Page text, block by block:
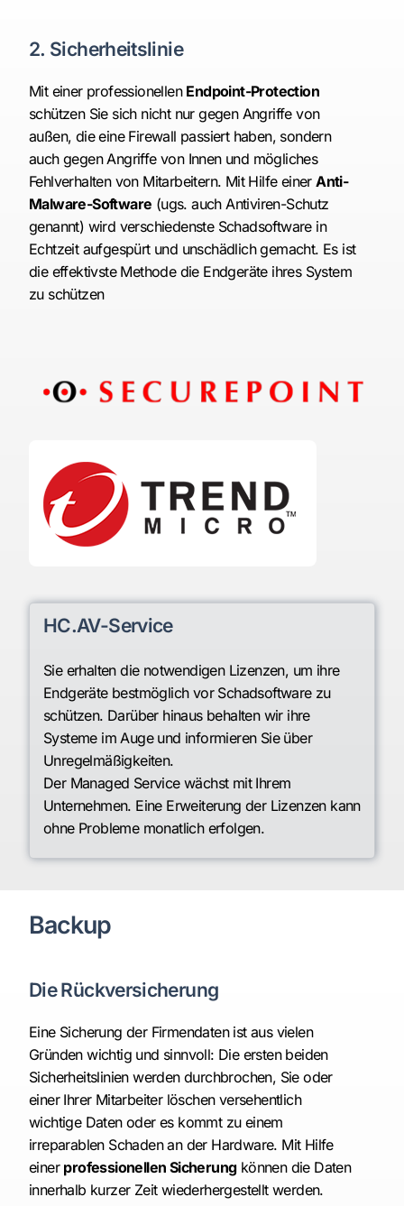
2. Sicherheitslinie
Mit einer professionellen Endpoint-Protection
schützen Sie sich nicht nur gegen Angriffe von
außen, die eine Firewall passiert haben, sondern
auch gegen Angriffe von Innen und mögliches
Fehlverhalten von Mitarbeitern. Mit Hilfe einerAnti-
Malware-Software (ugs. auch Antiviren-Schutz
genannt) wird verschiedenste Schadsoftware in
Echtzeit aufgespürt und unschädlich gemacht. Es ist
die effektivste Methode die Endgeräte ihres System
zu schützen
HC.AV-Service
Sie erhalten die notwendigen Lizenzen, um ihre
Endgeräte bestmöglich vor Schadsoftware zu
schützen. Darüber hinaus behalten wir ihre
Systeme im Auge und informieren Sie über
Unregelmäßigkeiten.
Der Managed Service wächst mit Ihrem
Unternehmen. Eine Erweiterung der Lizenzen kann
ohne Probleme monatlich erfolgen.
Backup
Die Rückversicherung
Eine Sicherung der Firmendaten ist aus vielen
Gründen wichtig und sinnvoll: Die ersten beiden
Sicherheitslinien werden durchbrochen, Sie oder
einer Ihrer Mitarbeiter löschen versehentlich
wichtige Daten oder es kommt zu einem
irreparablen Schaden an der Hardware. Mit Hilfe
einer professionellen Sicherungkönnen die Daten
innerhalb kurzer Zeit wiederhergestellt werden.